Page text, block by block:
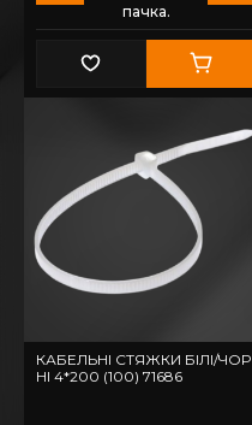
пачка.
КАБЕЛЬНІ СТЯЖКИ БІЛІ/ЧОР
НІ 4*200 (100) 71686